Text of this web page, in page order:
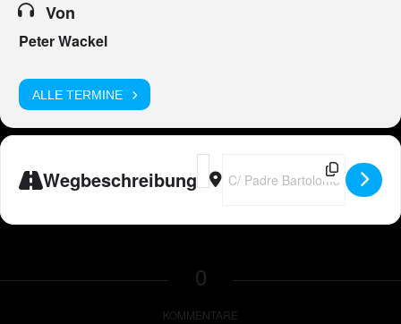
Von
Peter Wackel
ALLE TERMINE
Wegbeschreibung
Address - 🇪🇸 Peter Wackel LIVE
Destination Address - 🇪🇸
0
KOMMENTARE